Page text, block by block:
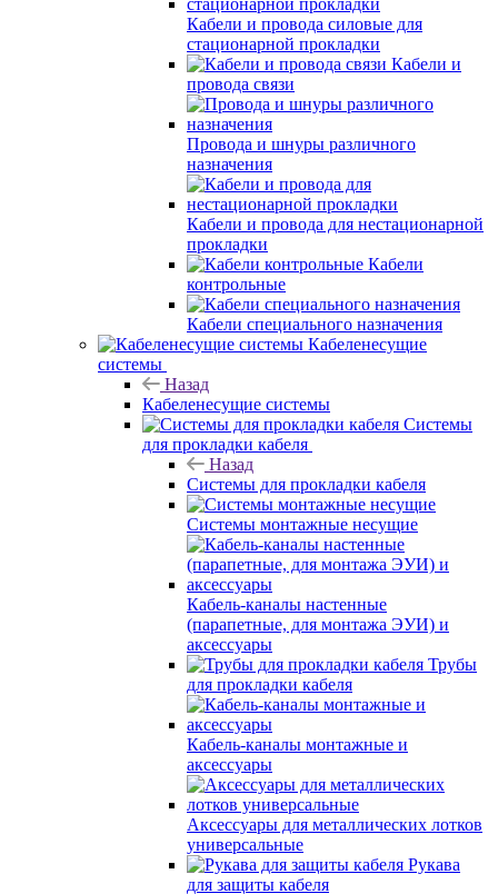
Кабели и провода силовые для
стационарной прокладки
Кабели и
провода связи
Провода и шнуры различного
назначения
Кабели и провода для нестационарной
прокладки
Кабели
контрольные
Кабели специального назначения
Кабеленесущие
системы
Назад
Кабеленесущие системы
Системы
для прокладки кабеля
Назад
Системы для прокладки кабеля
Системы монтажные несущие
Кабель-каналы настенные
(парапетные, для монтажа ЭУИ) и
аксессуары
Трубы
для прокладки кабеля
Кабель-каналы монтажные и
аксессуары
Аксессуары для металлических лотков
универсальные
Рукава
для защиты кабеля